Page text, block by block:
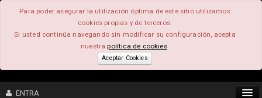
Para poder asegurar la utilización óptima de este sitio utilizamos
cookies propias y de terceros.
Si usted continúa navegando sin modificar su configuración, acepta
nuestrapolítica de cookies.
Aceptar Cookies
ENTRA